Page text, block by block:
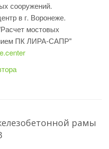
сооружений.
в г. Воронеже.
мостовых
ПК ЛИРА-САПР"
рамы